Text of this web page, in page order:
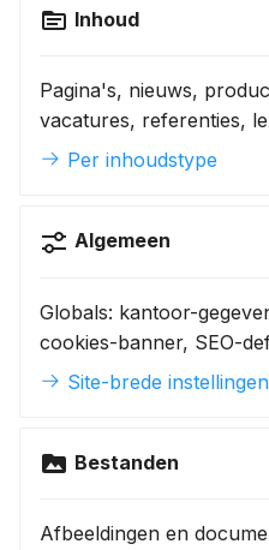
Inhoud
Pagina's, nieuws,
vacatures, referenties,
Per inhoudstype
Algemeen
Globals: kantoor-
cookies-banner, SEO-
Site-brede instellingen
Bestanden
Afbeeldingen en